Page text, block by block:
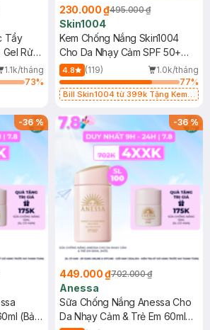
Tẩy
Rửa
1.1k/tháng
73%
230.000 ₫495.000 ₫
Skin1004
Kem Chống Nắng Skin1004
Cho Da Nhạy Cảm SPF 50+
50ml
4.8 (119)
1.0k/tháng
77%
Bill Skin1004 từ 399k Tặng Kem
SPF 50+ 20ml (SL Có Hạn)
-36%
(Bản
-36%
449.000 ₫702.000 ₫
Anessa
Sữa Chống Nắng Anessa Cho
Da Nhạy Cảm & Trẻ Em 60ml